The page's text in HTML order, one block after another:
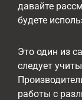
давайте
будете
Это один из
следует
работы с